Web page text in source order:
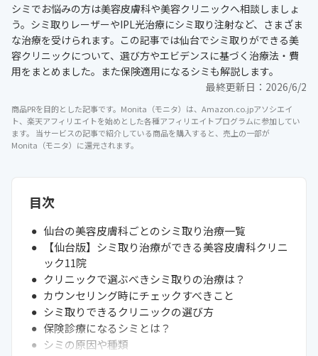
シミでお悩みの方は美容皮膚科や美容クリニックへ相談しましょ
う。シミ取りレーザーやIPL光治療にシミ取り注射など、さまざま
な治療を受けられます。この記事では仙台でシミ取りができる美
容クリニックについて、選び方やエビデンスに基づく治療法・費
用をまとめました。また保険適用になるシミも解説します。
最終更新日： 2026/6/2
商品PRを目的とした記事です。Monita（モニタ）は、Amazon.co.jpアソシエイ
ト、楽天アフィリエイトを始めとした各種アフィリエイトプログラムに参加してい
ます。 当サービスの記事で紹介している商品を購入すると、売上の一部が
Monita（モニタ）に還元されます。
目次
仙台の美容皮膚科ごとのシミ取り治療一覧
【仙台版】シミ取り治療ができる美容皮膚科クリニ
ック11院
クリニックで選ぶべきシミ取りの治療は？
カウンセリング時にチェックすべきこと
シミ取りできるクリニックの選び方
保険診療になるシミとは？
シミの原因や種類